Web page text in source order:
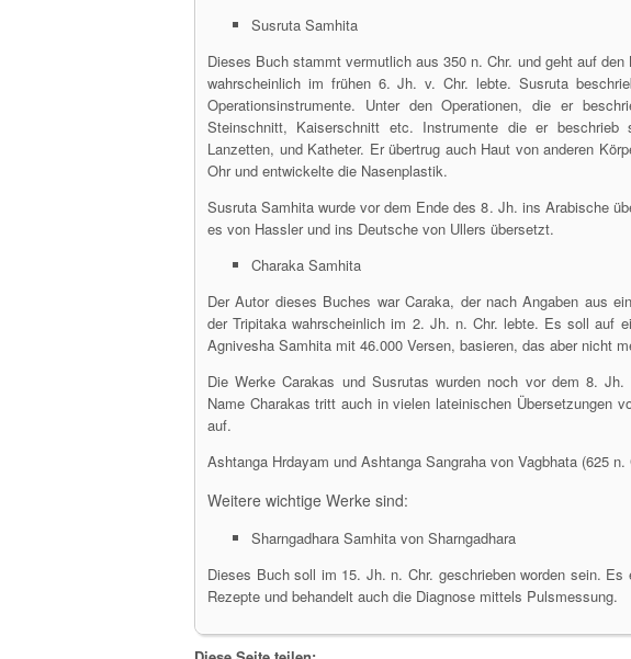
Susruta Samhita
Dieses Buch stammt vermutlich aus 350 n. Chr. und geht auf
wahrscheinlich im frühen 6. Jh. v. Chr. lebte. Susruta
Operationsinstrumente. Unter den Operationen, die er
Steinschnitt, Kaiserschnitt etc. Instrumente die er
Lanzetten, und Katheter. Er übertrug auch Haut von anderen
Ohr und entwickelte die Nasenplastik.
Susruta Samhita wurde vor dem Ende des 8. Jh. ins Arabische
es von Hassler und ins Deutsche von Ullers übersetzt.
Charaka Samhita
Der Autor dieses Buches war Caraka, der nach Angaben aus
der Tripitaka wahrscheinlich im 2. Jh. n. Chr. lebte. Es soll auf
Agnivesha Samhita mit 46.000 Versen, basieren, das aber nicht
Die Werke Carakas und Susrutas wurden noch vor dem 8.
Name Charakas tritt auch in vielen lateinischen Übersetzungen
auf.
Ashtanga Hrdayam und Ashtanga Sangraha von Vagbhata (625 n.
Weitere wichtige Werke sind:
Sharngadhara Samhita von Sharngadhara
Dieses Buch soll im 15. Jh. n. Chr. geschrieben worden sein. Es
Rezepte und behandelt auch die Diagnose mittels Pulsmessung.